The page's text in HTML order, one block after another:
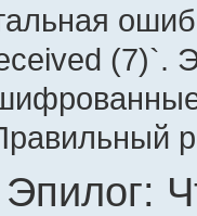
(7)`.
Эпилог: